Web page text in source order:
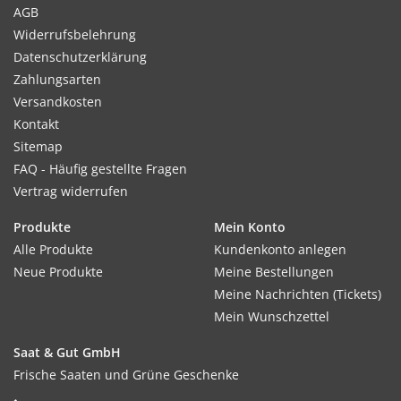
Wildblumen
Das Design ist auch auf die Karte gedruckt. Das
Motiv
und aus 283g/m² schweren Natronkraftkarton
gefertigt.
hat dasFormat C6
Umschlag und Kartewiegen zusammen etwa15
. Der Versand kostet also aktuell 0,80€
bzw. bei den dunklen Umschlägen manchmal
0,95€ pro Karte (Stand: 02/2020).
AGB
Widerrufsbelehrung
Datenschutzerklärung
Zahlungsarten
Versandkosten
Kontakt
Sitemap
FAQ - Häufig gestellte Fragen
Vertrag widerrufen
Produkte
Alle Produkte
Neue Produkte
Mein Konto
Kundenkonto anlegen
Meine Bestellungen
Meine Nachrichten (Tickets)
Mein Wunschzettel
Saat & Gut GmbH
Frische Saaten und Grüne Geschenke